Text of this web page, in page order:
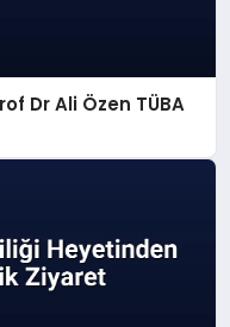
Dr Ali Özen TÜBA